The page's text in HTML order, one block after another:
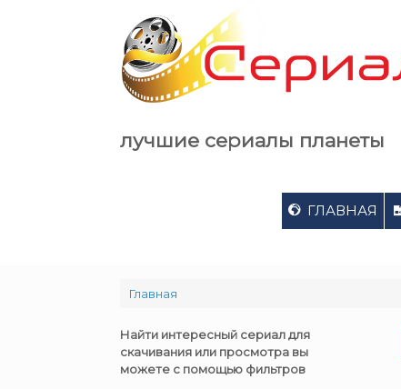
лучшие сериалы планеты
ГЛАВНАЯ
Главная
Найти интересный сериал для
скачивания или просмотра вы
можете с помощью фильтров